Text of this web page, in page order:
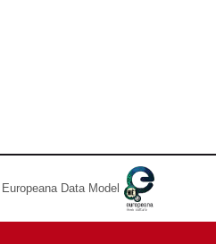
Europeana Data Model